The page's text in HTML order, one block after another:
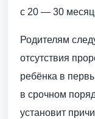
с 20 — 30
Родителям
отсутствия
ребёнка в
в срочном
установит